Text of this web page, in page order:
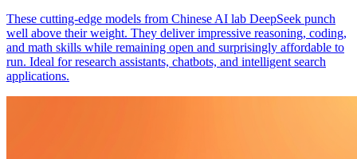
These cutting-edge models from Chinese AI lab DeepSeek punch
well above their weight. They deliver impressive reasoning, coding,
and math skills while remaining open and surprisingly affordable to
run. Ideal for research assistants, chatbots, and intelligent search
applications.